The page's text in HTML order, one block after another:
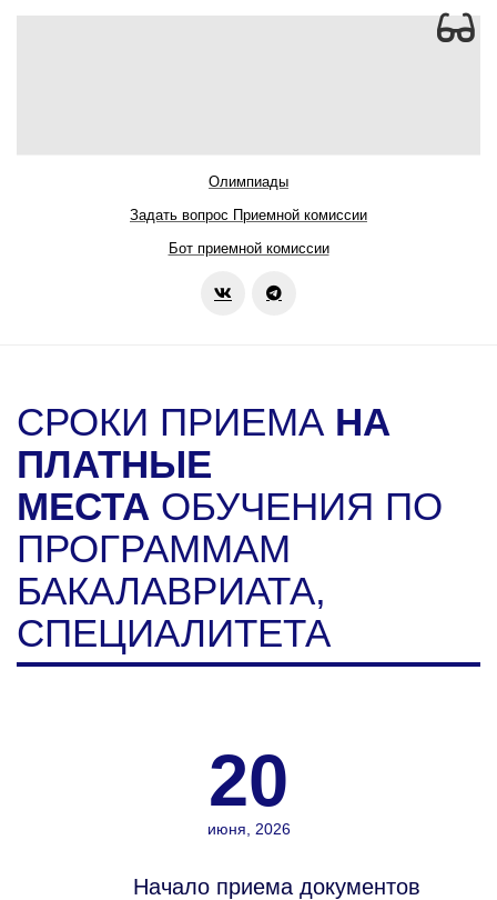
Олимпиады
Задать вопрос Приемной комиссии
Бот приемной комиссии
СРОКИ ПРИЕМА НА
ПЛАТНЫЕ
МЕСТА ОБУЧЕНИЯ ПО
ПРОГРАММАМ
БАКАЛАВРИАТА,
СПЕЦИАЛИТЕТА
20
июня, 2026
Начало приема документов